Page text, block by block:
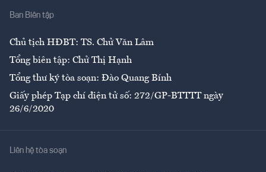
Ban Biên tập
Chủ tịch HĐBT: TS. Chử Văn Lâm
Tổng biên tập: Chử Thị Hạnh
Tổng thư ký tòa soạn: Đào Quang Bính
Giấy phép Tạp chí điện tử số: 272/GP-BTTTT ngày
26/6/2020
Liên hệ tòa soạn